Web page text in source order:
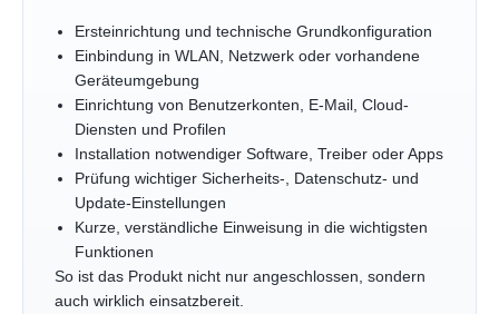
Ersteinrichtung und technische Grundkonfiguration
Einbindung in WLAN, Netzwerk oder vorhandene
Geräteumgebung
Einrichtung von Benutzerkonten, E-Mail, Cloud-
Diensten und Profilen
Installation notwendiger Software, Treiber oder Apps
Prüfung wichtiger Sicherheits-, Datenschutz- und
Update-Einstellungen
Kurze, verständliche Einweisung in die wichtigsten
Funktionen
So ist das Produkt nicht nur angeschlossen, sondern
auch wirklich einsatzbereit.